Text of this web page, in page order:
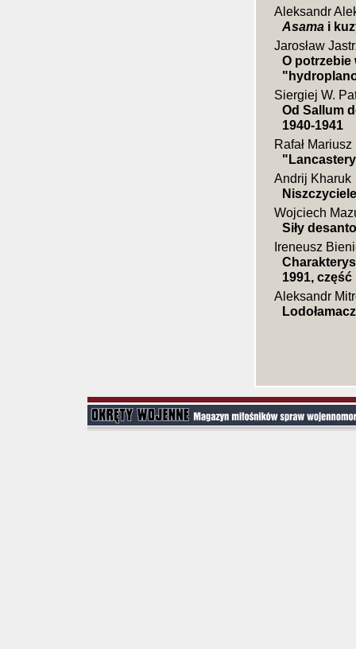
Aleksandr
Asama i
Jarosław
O potrzebie
Siergiej W.
Od Sallum
1940-1941
Rafał
Andrij Kharuk
Wojciech
Siły
Ireneusz
1991, część
Aleksandr